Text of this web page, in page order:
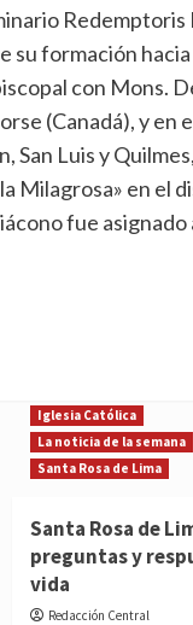
su formación
con Mons.
(Canadá), y en
San Luis y
Milagrosa» en el
fue
Iglesia Católica
La noticia de la semana
Santa Rosa de Lima
Santa Rosa de
preguntas y
vida
Redacción Central